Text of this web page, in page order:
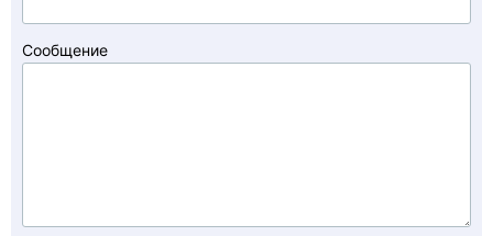
Сообщение